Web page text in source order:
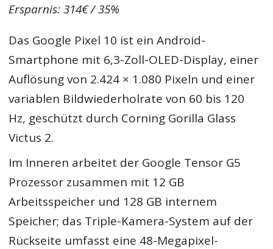
Ersparnis: 314€ / 35%
Das Google Pixel 10 ist ein Android-
Smartphone mit 6,3-Zoll-OLED-Display, einer
Auflösung von 2.424 × 1.080 Pixeln und einer
variablen Bildwiederholrate von 60 bis 120
Hz, geschützt durch Corning Gorilla Glass
Victus 2.
Im Inneren arbeitet der Google Tensor G5
Prozessor zusammen mit 12 GB
Arbeitsspeicher und 128 GB internem
Speicher; das Triple-Kamera-System auf der
Rückseite umfasst eine 48-Megapixel-